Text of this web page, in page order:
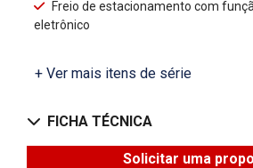
Freio de estacionamento com
eletrônico
+ Ver mais itens de série
FICHA TÉCNICA
Solicitar uma